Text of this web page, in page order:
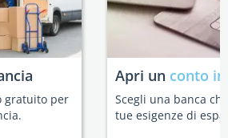
gratuito per
Apri un conto
Scegli una banca
tue esigenze di